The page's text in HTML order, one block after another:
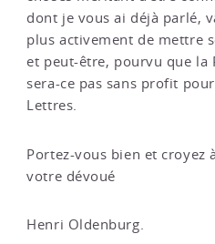
dont je vous ai déjà parlé,
plus activement de mettre
et peut-être, pourvu que la
sera-ce pas sans profit
Lettres.
Portez-vous bien et croyez
votre dévoué
Henri Oldenburg.